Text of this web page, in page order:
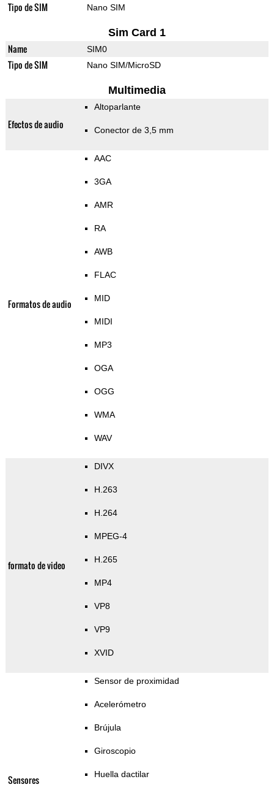
Tipo de SIM Nano SIM
Sim Card 1
Name SIM0
Tipo de SIM Nano SIM/MicroSD
Multimedia
Efectos de audio
Altoparlante
Conector de 3,5 mm
Formatos de audio
AAC
3GA
AMR
RA
AWB
FLAC
MID
MIDI
MP3
OGA
OGG
WMA
WAV
formato de video
DIVX
H.263
H.264
MPEG-4
H.265
MP4
VP8
VP9
XVID
Sensores
Sensor de proximidad
Acelerómetro
Brújula
Giroscopio
Huella dactilar